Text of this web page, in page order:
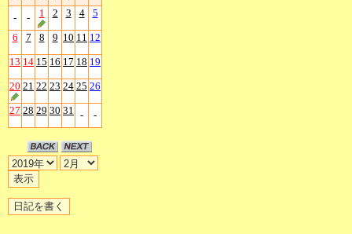
- - 1 2 3 4 5
6 7 8 9 10 11 12
13 14 15 16 17 18 19
20 21 22 23 24 25 26
27 28 29 30 31 - -